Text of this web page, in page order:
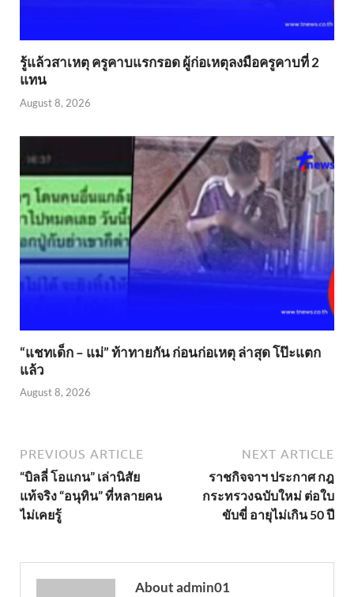
รู้แล้วสาเหตุ ครูคาบแรกรอด ผู้ก่อเหตุลงมือครูคาบที่ 2
แทน
August 8, 2026
“แชทเด็ก – แม่” ท้าทายกัน ก่อนก่อเหตุ ล่าสุด โป๊ะแตก
แล้ว
August 8, 2026
PREVIOUS ARTICLE
“บิลลี่ โอแกน” เล่านิสัย
แท้จริง “อนุทิน” ที่หลายคน
ไม่เคยรู้
NEXT ARTICLE
ราชกิจจาฯ ประกาศ กฎ
กระทรวงฉบับใหม่ ต่อใบ
ขับขี่ อายุไม่เกิน 50 ปี
About admin01